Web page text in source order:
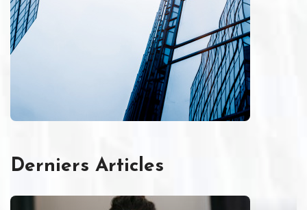
Derniers Articles